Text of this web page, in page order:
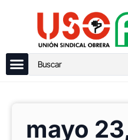
mayo